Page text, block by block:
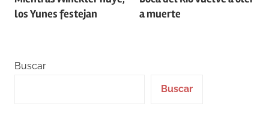
de
los Yunes festejan
a muerte
Buscar
Buscar